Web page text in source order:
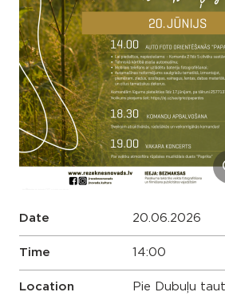
Date 20.06.2026
Time 14:00
Location Pie Dubuļu